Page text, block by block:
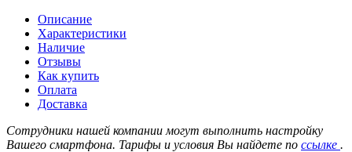
Описание
Характеристики
Наличие
Отзывы
Как купить
Оплата
Доставка
Сотрудники нашей компании могут выполнить настройку
Вашего смартфона. Тарифы и условия Вы найдете по ссылке .